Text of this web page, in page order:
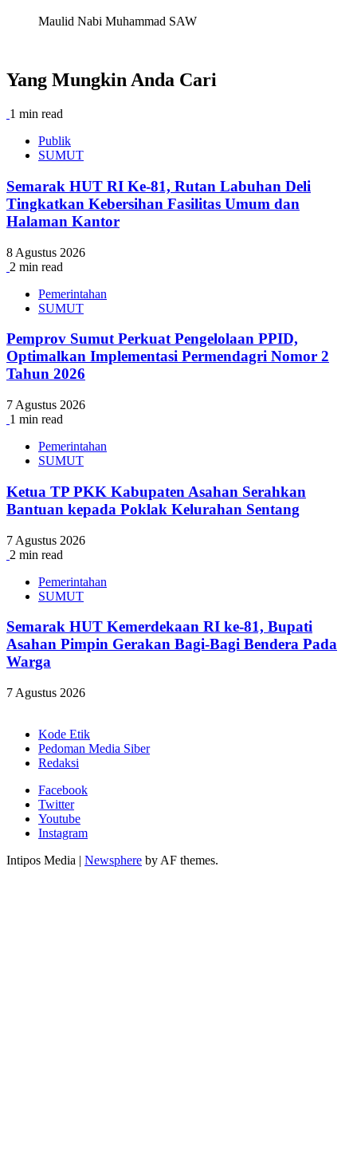
Maulid Nabi Muhammad SAW
Yang Mungkin Anda Cari
1 min read
Publik
SUMUT
Semarak HUT RI Ke-81, Rutan Labuhan Deli
Tingkatkan Kebersihan Fasilitas Umum dan
Halaman Kantor
8 Agustus 2026
2 min read
Pemerintahan
SUMUT
Pemprov Sumut Perkuat Pengelolaan PPID,
Optimalkan Implementasi Permendagri Nomor 2
Tahun 2026
7 Agustus 2026
1 min read
Pemerintahan
SUMUT
Ketua TP PKK Kabupaten Asahan Serahkan
Bantuan kepada Poklak Kelurahan Sentang
7 Agustus 2026
2 min read
Pemerintahan
SUMUT
Semarak HUT Kemerdekaan RI ke-81, Bupati
Asahan Pimpin Gerakan Bagi-Bagi Bendera Pada
Warga
7 Agustus 2026
Kode Etik
Pedoman Media Siber
Redaksi
Facebook
Twitter
Youtube
Instagram
Intipos Media | Newsphere by AF themes.